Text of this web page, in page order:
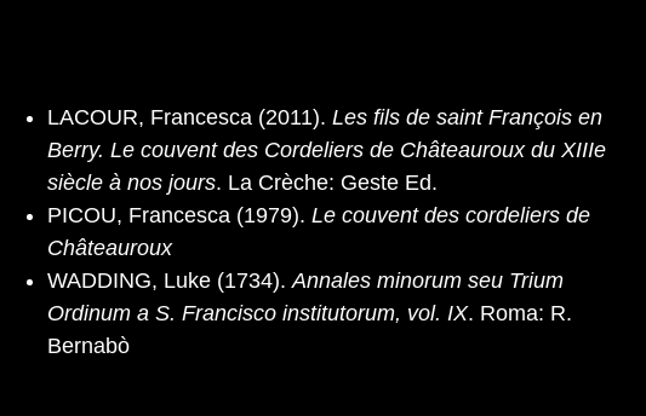
LACOUR, Francesca (2011). Les fils de saint François en
Berry. Le couvent des Cordeliers de Châteauroux du XIIIe
siècle à nos jours. La Crèche: Geste Ed.
PICOU, Francesca (1979). Le couvent des cordeliers de
Châteauroux
WADDING, Luke (1734). Annales minorum seu Trium
Ordinum a S. Francisco institutorum, vol. IX. Roma: R.
Bernabò